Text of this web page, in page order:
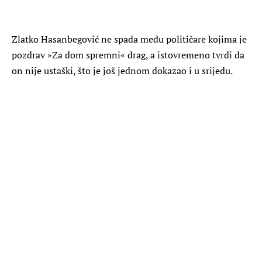
Zlatko Hasanbegović ne spada među političare kojima je
pozdrav »Za dom spremni« drag, a istovremeno tvrdi da
on nije ustaški, što je još jednom dokazao i u srijedu.